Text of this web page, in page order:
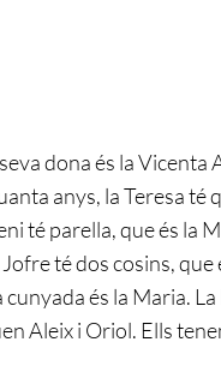
dona és la Vicenta
anys, la Teresa té
té parella, que és la
té dos cosins,
és la Maria.
Aleix i Oriol. Ells